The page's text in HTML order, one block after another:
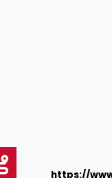
https://